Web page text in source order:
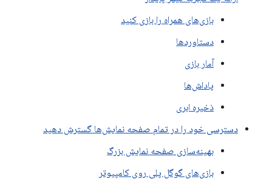
بازی‌های همراه را بازی کنید
دستاوردها
آمار بازی
پاداش‌ها
ذخیره ابری
دسترسی خود را در تمام صفحه نمایش‌ها گسترش دهید
بهینه‌سازی صفحه نمایش بزرگ
بازی‌های گوگل پلی روی کامپیوتر